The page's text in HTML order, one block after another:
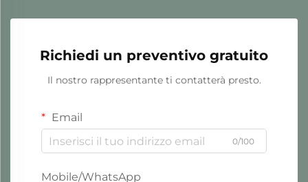
Richiedi un preventivo gratuito
Il nostro rappresentante ti contatterà presto.
Email
0/100
Mobile/WhatsApp